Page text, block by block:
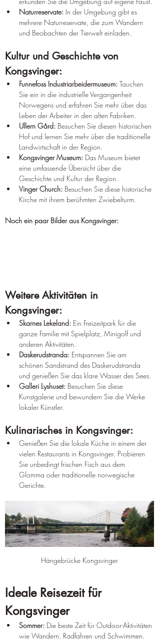
Naturreservate: In der Umgebung gibt es
mehrere Naturreservate, die zum Wandern
und Beobachten der Tierwelt einladen.
Kultur und Geschichte von
Kongsvinger:
Funnefoss Industriarbeidermuseum: Tauchen
Sie ein in die industrielle Vergangenheit
Norwegens und erfahren Sie mehr über das
Leben der Arbeiter in den alten Fabriken.
Ullern Gård: Besuchen Sie diesen historischen
Hof und lernen Sie mehr über die traditionelle
Landwirtschaft in der Region.
Kongsvinger Museum: Das Museum bietet
eine umfassende Übersicht über die
Geschichte und Kultur der Region.
Vinger Church: Besuchen Sie diese historische
Kirche mit ihrem berühmten Zwiebelturm.
Noch ein paar Bilder aus Kongsvinger:
Weitere Aktivitäten in
Kongsvinger:
Skarnes Lekeland: Ein Freizeitpark für die
ganze Familie mit Spielplatz, Minigolf und
anderen Aktivitäten.
Daskerudstranda: Entspannen Sie am
schönen Sandstrand des Daskerudstranda
und genießen Sie das klare Wasser des Sees.
Galleri Lyshuset: Besuchen Sie diese
Kunstgalerie und bewundern Sie die Werke
lokaler Künstler.
Kulinarisches in Kongsvinger:
Genießen Sie die lokale Küche in einem der
vielen Restaurants in Kongsvinger. Probieren
Sie unbedingt frischen Fisch aus dem
Glomma oder traditionelle norwegische
Gerichte.
Hängebrücke Kongsvinger
Ideale Reisezeit für
Kongsvinger
Sommer: Die beste Zeit für Outdoor-Aktivitäten
wie Wandern, Radfahren und Schwimmen.